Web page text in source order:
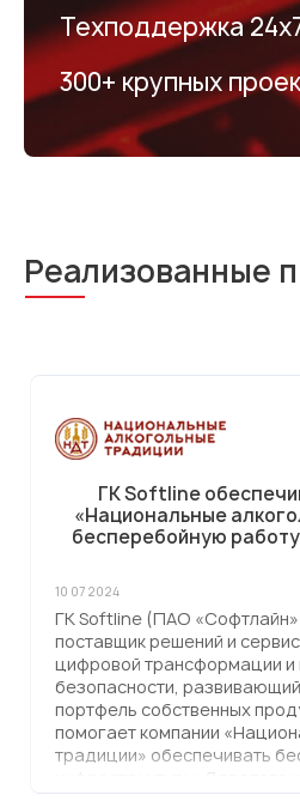
Техподдержка
300+ крупных
Реализованные
ГК Softline
«Национальные
бесперебойную
10 07 2024
ГК Softline (ПАО
поставщик решений и
цифровой трансформации
безопасности,
портфель собственных
помогает компании
традиции» обеспечивать
предоставила клиенту